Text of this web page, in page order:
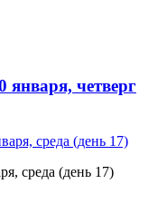
января, четверг
среда (день 17)